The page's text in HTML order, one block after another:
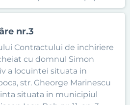
nr.3
Contractului de inchiriere
cu domnul Simon
a locuintei situata in
str. Gheorge Marinescu
situata in municipiul